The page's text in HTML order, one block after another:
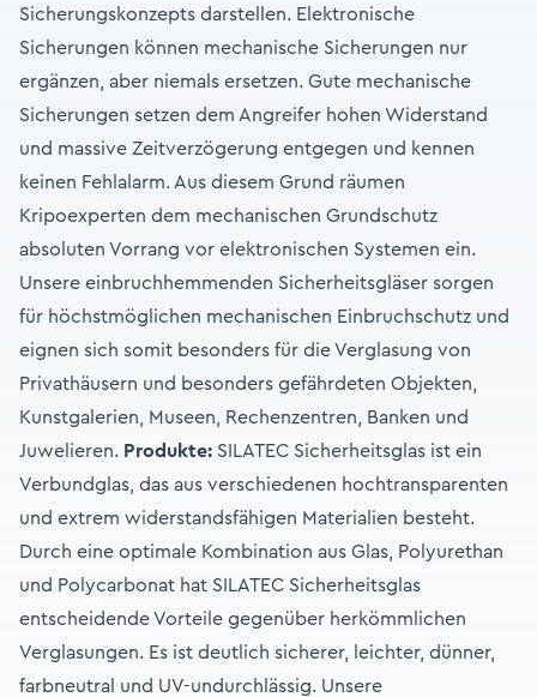
Sicherungskonzepts darstellen. Elektronische
Sicherungen können mechanische Sicherungen nur
ergänzen, aber niemals ersetzen. Gute mechanische
Sicherungen setzen dem Angreifer hohen Widerstand
und massive Zeitverzögerung entgegen und kennen
keinen Fehlalarm. Aus diesem Grund räumen
Kripoexperten dem mechanischen Grundschutz
absoluten Vorrang vor elektronischen Systemen ein.
Unsere einbruchhemmenden Sicherheitsgläser sorgen
für höchstmöglichen mechanischen Einbruchschutz und
eignen sich somit besonders für die Verglasung von
Privathäusern und besonders gefährdeten Objekten,
Kunstgalerien, Museen, Rechenzentren, Banken und
Juwelieren. Produkte: SILATEC Sicherheitsglas ist ein
Verbundglas, das aus verschiedenen hochtransparenten
und extrem widerstandsfähigen Materialien besteht.
Durch eine optimale Kombination aus Glas, Polyurethan
und Polycarbonat hat SILATEC Sicherheitsglas
entscheidende Vorteile gegenüber herkömmlichen
Verglasungen. Es ist deutlich sicherer, leichter, dünner,
farbneutral und UV-undurchlässig. Unsere